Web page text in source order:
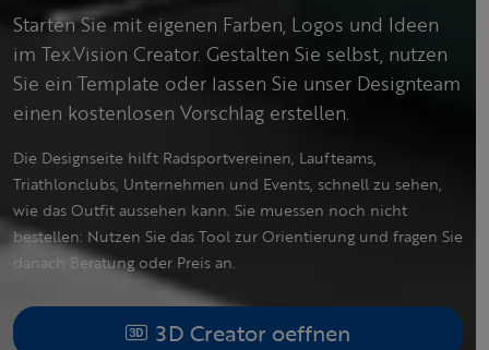
Starten Sie mit eigenen Farben, Logos und Ideen
im Tex.Vision Creator. Gestalten Sie selbst, nutzen
Sie ein Template oder lassen Sie unser Designteam
einen kostenlosen Vorschlag erstellen.
Die Designseite hilft Radsportvereinen, Laufteams,
Triathlonclubs, Unternehmen und Events, schnell zu sehen,
wie das Outfit aussehen kann. Sie muessen noch nicht
bestellen: Nutzen Sie das Tool zur Orientierung und fragen Sie
danach Beratung oder Preis an.
3D Creator oeffnen